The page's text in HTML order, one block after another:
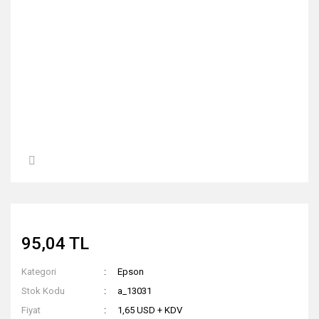
95,04 TL
Kategori
Epson
Stok Kodu
a_13031
Fiyat
1,65 USD + KDV